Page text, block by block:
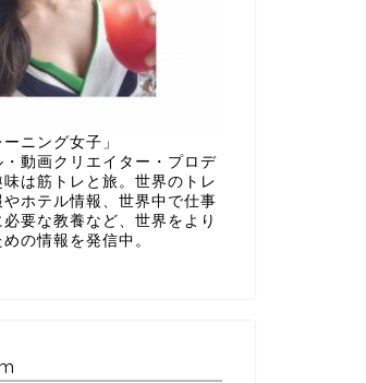
ーニング女子」
動画クリエイター・プロデ
味は筋トレと旅。世界のトレ
やホテル情報、世界中で仕事
要な教養など、世界をより
の情報を発信中。